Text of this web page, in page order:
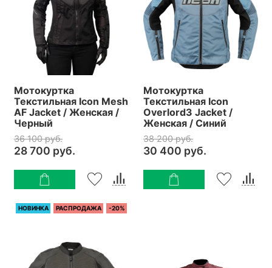
Мотокуртка
Текстильная Icon Mesh
AF Jacket / Женская /
Черный
36 100 руб.
28 700 руб.
Мотокуртка
Текстильная Icon
Overlord3 Jacket /
Женская / Синий
38 200 руб.
30 400 руб.
НОВИНКА РАСПРОДАЖА -20%